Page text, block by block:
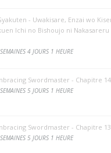
- Uwakisare, Enzai wo
Ichi no Bishoujo ni Nakasareru
4 JOURS 1 HEURE
Swordmaster - Chapitre 14
5 JOURS 1 HEURE
Swordmaster - Chapitre 13
5 JOURS 1 HEURE